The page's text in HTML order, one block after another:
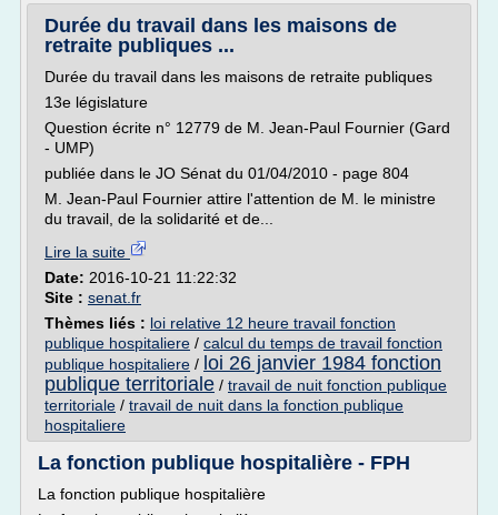
Durée du travail dans les maisons de
retraite publiques ...
Durée du travail dans les maisons de retraite publiques
13e législature
Question écrite n° 12779 de M. Jean-Paul Fournier (Gard
- UMP)
publiée dans le JO Sénat du 01/04/2010 - page 804
M. Jean-Paul Fournier attire l'attention de M. le ministre
du travail, de la solidarité et de...
Lire la suite
Date: 2016-10-21 11:22:32
Site : senat.fr
Thèmes liés : loi relative 12 heure travail fonction
publique hospitaliere / calcul du temps de travail fonction
publique hospitaliere / loi 26 janvier 1984 fonction
publique territoriale / travail de nuit fonction publique
territoriale / travail de nuit dans la fonction publique
hospitaliere
La fonction publique hospitalière - FPH
La fonction publique hospitalière